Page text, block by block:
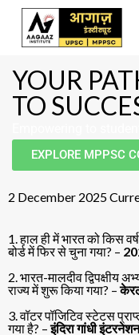
YOUR
TO
EXPLORE MPPSC
2 December 2025
1. हाल ही में भारत को किस
बोर्ड में फिर से चुना गया? –
2. भारत-मालदीव
राज्य में शुरू किया गया? –
3. वॉटर पॉजिटिव स्टेटस
गया है? –इंदिरा गांधी